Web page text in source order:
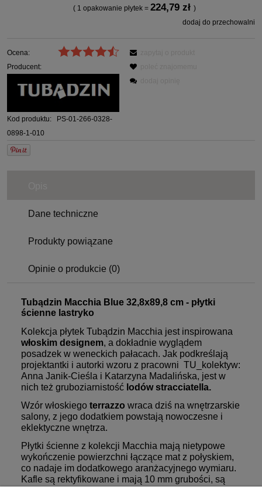
( 1opakowanie płytek =224,79 zł)
dodaj do przechowalni
Ocena:
Producent:
Kod produktu:
PS-01-266-0328-
0898-1-010
Dane techniczne
Produkty powiązane
Opinie o produkcie (0)
Tubądzin Macchia Blue 32,8x89,8 cm - płytki
ścienne lastryko
Kolekcja płytek Tubądzin Macchia jest inspirowana
włoskim designem, a dokładnie wyglądem
posadzek w weneckich pałacach. Jak podkreślają
projektantki i autorki wzoru z pracowni TU_kolektyw:
Anna Janik-Cieśla i Katarzyna Madalińska, jest w
nich też gruboziarnistość lodów stracciatella.
Wzór włoskiego terrazzo wraca dziś na wnętrzarskie
salony, z jego dodatkiem powstają nowoczesne i
eklektyczne wnętrza.
Płytki ścienne z kolekcji Macchia mają nietypowe
wykończenie powierzchni łączące mat z połyskiem,
co nadaje im dodatkowego aranżacyjnego wymiaru.
Kafle są rektyfikowane i mają 10 mm grubości, są